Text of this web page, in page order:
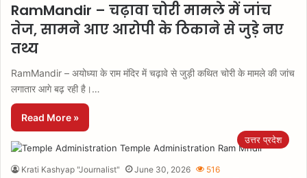
RamMandir – चढ़ावा चोरी मामले में जांच
तेज, सामने आए आरोपी के ठिकाने से जुड़े नए
तथ्य
RamMandir – अयोध्या के राम मंदिर में चढ़ावे से जुड़ी कथित चोरी के मामले की जांच
लगातार आगे बढ़ रही है।…
Read More »
उत्तर प्रदेश
Krati Kashyap "Journalist" June 30, 2026 516